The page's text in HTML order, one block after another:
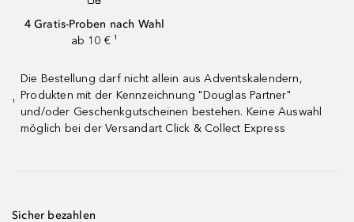
4 Gratis-Proben nach Wahl
ab 10 € ¹
¹
Die Bestellung darf nicht allein aus Adventskalendern,
Produkten mit der Kennzeichnung "Douglas Partner"
und/oder Geschenkgutscheinen bestehen. Keine Auswahl
möglich bei der Versandart Click & Collect Express
Sicher bezahlen